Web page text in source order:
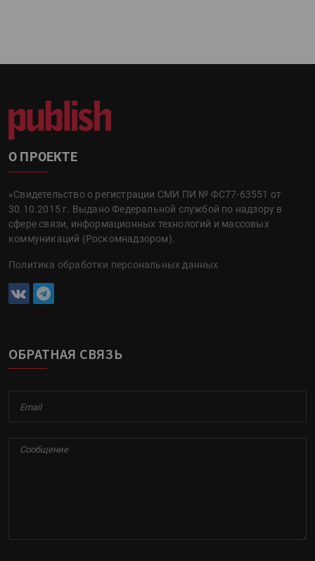
О ПРОЕКТЕ
«Свидетельство о регистрации СМИ ПИ № ФС77-63551 от
30.10.2015 г. Выдано Федеральной службой по надзору в
сфере связи, информационных технологий и массовых
коммуникаций (Роскомнадзором).
Политика обработки персональных данных
ОБРАТНАЯ СВЯЗЬ